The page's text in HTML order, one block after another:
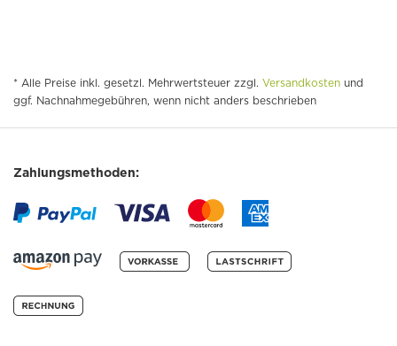
* Alle Preise inkl. gesetzl. Mehrwertsteuer zzgl. Versandkosten und
ggf. Nachnahmegebühren, wenn nicht anders beschrieben
Zahlungsmethoden: